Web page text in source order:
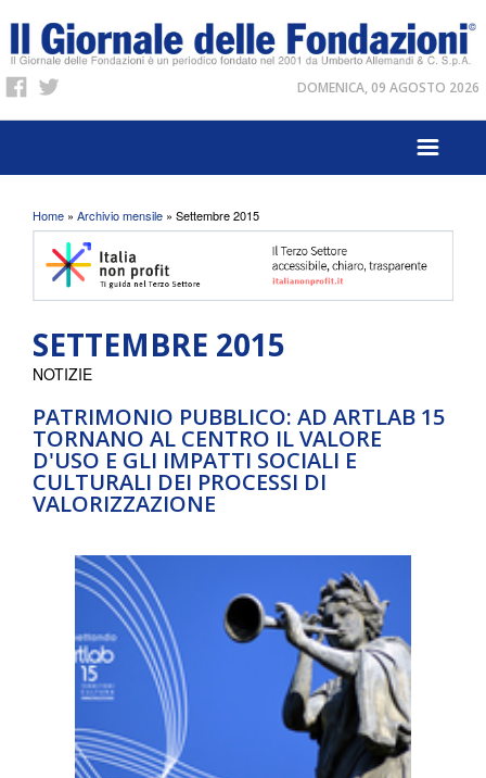
DOMENICA, 09 AGOSTO 2026
Tu sei qui
Home » Archivio mensile » Settembre 2015
SETTEMBRE 2015
PATRIMONIO PUBBLICO: AD ARTLAB 15
TORNANO AL CENTRO IL VALORE
D'USO E GLI IMPATTI SOCIALI E
CULTURALI DEI PROCESSI DI
VALORIZZAZIONE
NOTIZIE